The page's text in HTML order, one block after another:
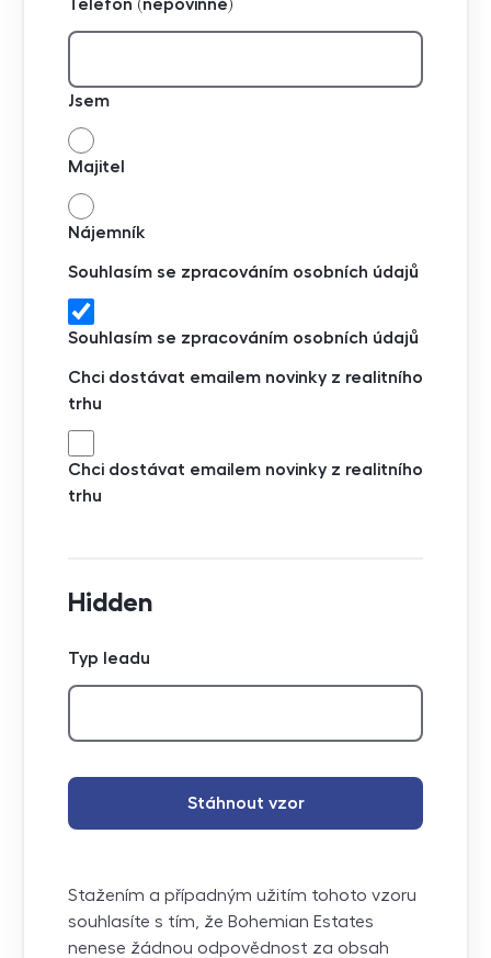
Telefon (nepovinné)
Jsem
Majitel
Nájemník
Souhlasím se zpracováním osobních údajů
Souhlasím se zpracováním osobních údajů
Chci dostávat emailem novinky z realitního
trhu
Chci dostávat emailem novinky z realitního
trhu
Hidden
Typ leadu
Stáhnout vzor
Stažením a případným užitím tohoto vzoru
souhlasíte s tím, že Bohemian Estates
nenese žádnou odpovědnost za obsah